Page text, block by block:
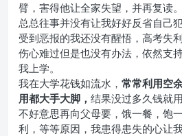
臂，害得他让全家失望，并再复读。
总总往事并没有让我好好反省自己
受到恶报的我还没有醒悟，高考失
伤心难过但是也没有办法，依然支
我上学。
我在大学花钱如流水， 常常利用空
用都大手大脚， 结果没过多久钱就
不好意思再向父母要，饿一餐，饱
利，等等原因，我患得患失的心让我